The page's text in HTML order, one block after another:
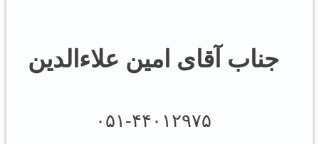
جناب آقای امین علاءالدین
۰۵۱-۴۴۰۱۲۹۷۵